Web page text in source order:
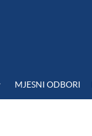
MJESNI ODBORI